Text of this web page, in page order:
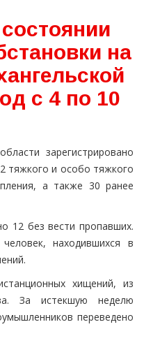
на
с 4 по 10
зарегистрировано
тяжкого и особо тяжкого
а также 30 ранее
12 без вести пропавших.
находившихся в
хищений, из
За истекшую неделю
переведено